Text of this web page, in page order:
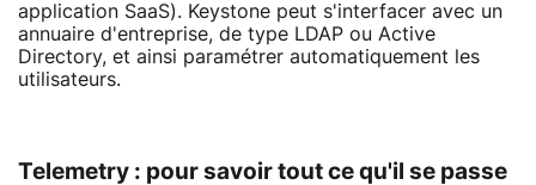
application SaaS). Keystone peut s'interfacer avec un
annuaire d'entreprise, de type LDAP ou Active
Directory, et ainsi paramétrer automatiquement les
utilisateurs.
Telemetry : pour savoir tout ce qu'il se passe